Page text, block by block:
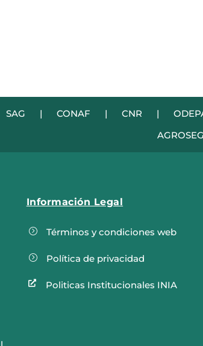
SAG | CONAF | CNR |
Información Legal
= Términos y condiciones web
= Política de privacidad
 Politicas Institucionales INIA